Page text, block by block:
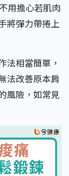
用擔心若肌肉
將彈力帶捲上
法相當簡單，
法改善原本肩
風險，如常見